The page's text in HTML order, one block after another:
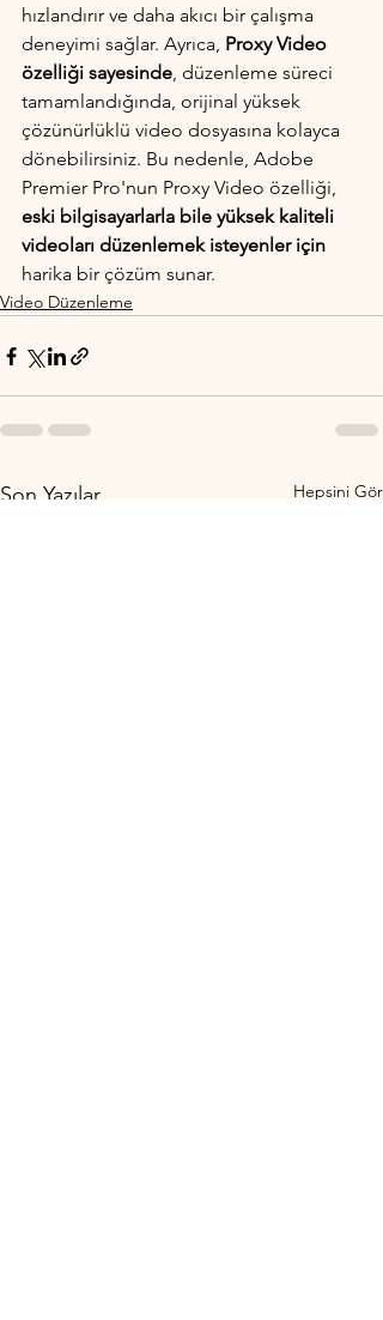
hızlandırır ve daha akıcı bir çalışma
deneyimi sağlar. Ayrıca, Proxy Video
özelliği sayesinde, düzenleme süreci
tamamlandığında, orijinal yüksek
çözünürlüklü video dosyasına kolayca
dönebilirsiniz. Bu nedenle, Adobe
Premier Pro'nun Proxy Video özelliği,
eski bilgisayarlarla bile yüksek kaliteli
videoları düzenlemek isteyenler için
harika bir çözüm sunar.
Video Düzenleme
Son Yazılar Hepsini Gör